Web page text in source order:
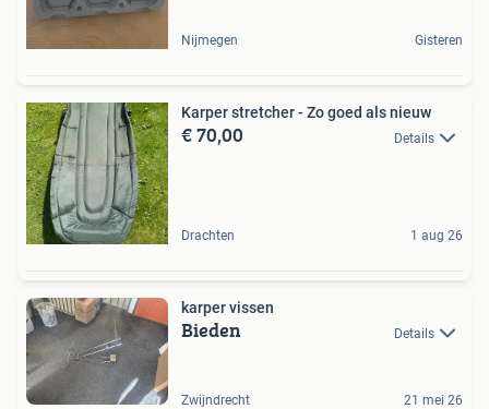
Nijmegen Gisteren
Karper stretcher - Zo goed als nieuw
€ 70,00 Details
Drachten 1 aug 26
karper vissen
Bieden Details
Zwijndrecht 21 mei 26